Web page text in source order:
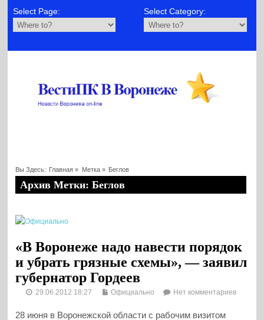
Select Page: Select Category:
Вы Здесь: Главная » Метка » Беглов
Архив Метки: Беглов
«В Воронеже надо навести порядок
и убрать грязные схемы», — заявил
губернатор Гордеев
29.06.2012 18:27 Официально Нет комментариев
28 июня в Воронежской области с рабочим визитом